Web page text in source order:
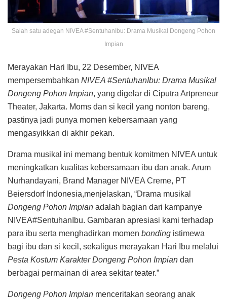
Salah satu adegan NIVEA #SentuhanIbu: Drama Musikal Dongeng Pohon
Impian
Merayakan Hari Ibu, 22 Desember, NIVEA
mempersembahkan NIVEA #SentuhanIbu: Drama Musikal
Dongeng Pohon Impian, yang digelar di Ciputra Artpreneur
Theater, Jakarta. Moms dan si kecil yang nonton bareng,
pastinya jadi punya momen kebersamaan yang
mengasyikkan di akhir pekan.
Drama musikal ini memang bentuk komitmen NIVEA untuk
meningkatkan kualitas kebersamaan ibu dan anak. Arum
Nurhandayani, Brand Manager NIVEA Creme, PT
Beiersdorf Indonesia,menjelaskan, “Drama musikal
Dongeng Pohon Impian adalah bagian dari kampanye
NIVEA#SentuhanIbu. Gambaran apresiasi kami terhadap
para ibu serta menghadirkan momen bonding istimewa
bagi ibu dan si kecil, sekaligus merayakan Hari Ibu melalui
Pesta Kostum Karakter Dongeng Pohon Impian dan
berbagai permainan di area sekitar teater.”
Dongeng Pohon Impian menceritakan seorang anak